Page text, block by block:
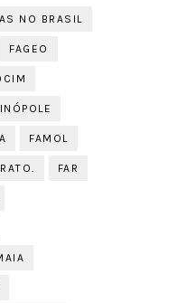
NO BRASIL
FAGEO
FAMOL
FAR